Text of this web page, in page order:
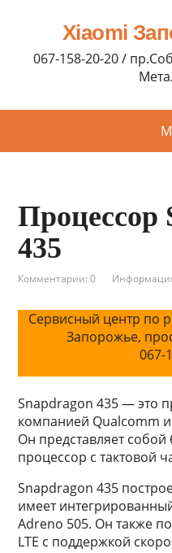
Xiaomi
067-158-20-20 /
Процессор
435
Комментарии: 0
Сервисный центр по
Запорожье,
067-
Snapdragon 435 — это
компанией Qualcomm
Он представляет
процессор с тактовой
Snapdragon 435
имеет
Adreno 505. Он также
LTE с поддержкой